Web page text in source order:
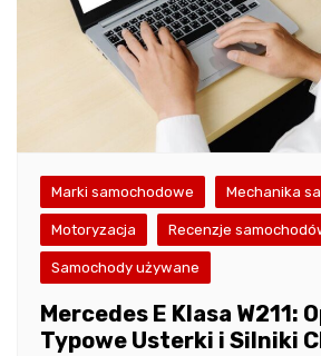
Marki samochodowe Mechanika
Motoryzacja Recenzje
Samochody używane
Mercedes E Klasa W211:
Typowe Usterki i Silniki